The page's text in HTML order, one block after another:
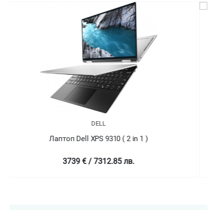
DELL
Лаптоп Dell XPS 9310 ( 2 in 1 )
4758.99 € / 9307.78 лв.